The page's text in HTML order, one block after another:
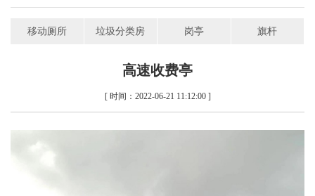
移动厕所 垃圾分类房 岗亭 旗杆
高速收费亭
[ 时间：2022-06-21 11:12:00 ]